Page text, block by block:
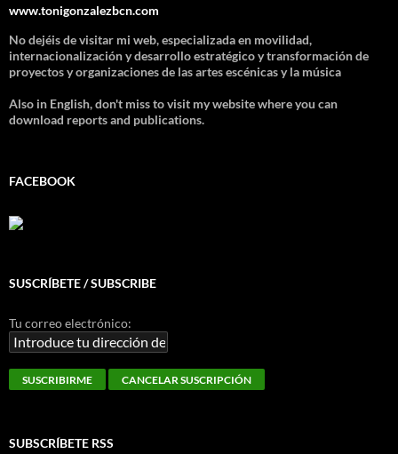
www.tonigonzalezbcn.com
No dejéis de visitar mi web, especializada en movilidad,
internacionalización y desarrollo estratégico y transformación de
proyectos y organizaciones de las artes escénicas y la música
Also in English, don't miss to visit my website where you can
download reports and publications.
FACEBOOK
SUSCRÍBETE / SUBSCRIBE
Tu correo electrónico:
SUBSCRÍBETE RSS